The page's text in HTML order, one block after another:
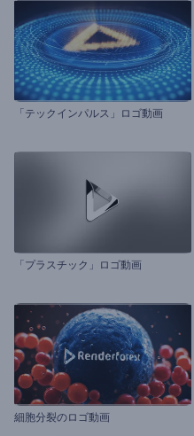
「テックインパルス」ロゴ動画
「プラスチック」ロゴ動画
細胞分裂のロゴ動画